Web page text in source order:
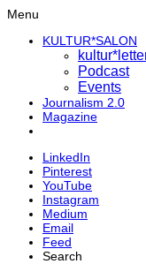
Menu
KULTUR*SALON
Podcast
Events
Journalism 2.0
Magazine
LinkedIn
Pinterest
YouTube
Instagram
Medium
Email
Feed
Search